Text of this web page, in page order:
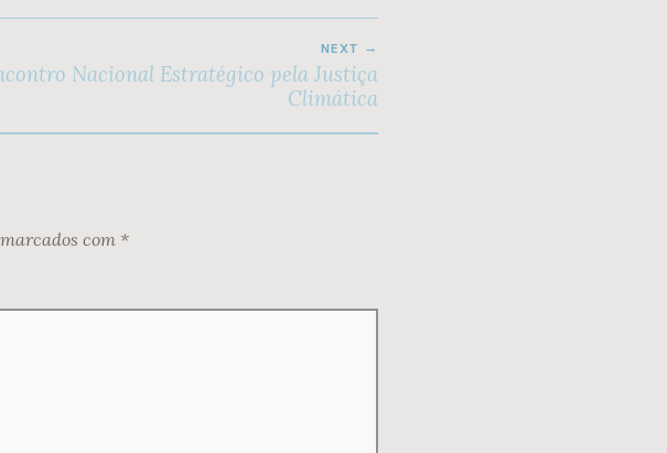
NEXT
Nacional Estratégico pela Justiça
Climática
com *